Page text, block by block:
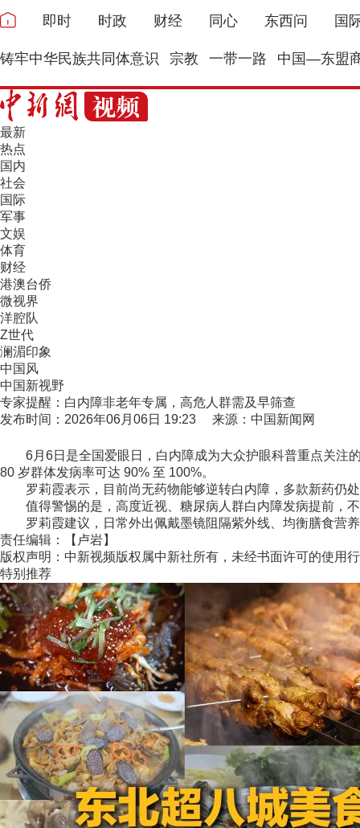
即时 时政 财经 同心 东西问 国
铸牢中华民族共同体意识 宗教 一带一路 中国—东盟
最新
热点
国内
社会
国际
军事
文娱
体育
财经
港澳台侨
微视界
洋腔队
Z世代
澜湄印象
中国风
中国新视野
专家提醒：白内障非老年专属，高危人群需及早筛查
发布时间：2026年06月06日 19:23 来源：中国新闻网
6月6日是全国爱眼日，白内障成为大众护眼科普重点关注的
80 岁群体发病率可达 90% 至 100%。
罗莉霞表示，目前尚无药物能够逆转白内障，多款新药仍
值得警惕的是，高度近视、糖尿病人群白内障发病提前，不
罗莉霞建议，日常外出佩戴墨镜阻隔紫外线、均衡膳食营养
责任编辑：【卢岩】
版权声明：中新视频版权属中新社所有，未经书面许可的使用
特别推荐